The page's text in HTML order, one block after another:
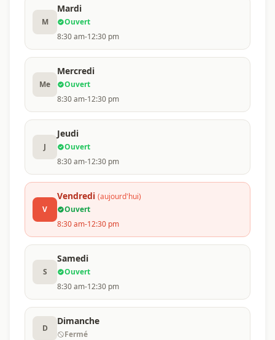
M
Mardi
Ouvert
8:30 am-12:30 pm
Me
Mercredi
Ouvert
8:30 am-12:30 pm
J
Jeudi
Ouvert
8:30 am-12:30 pm
V
Vendredi (aujourd'hui)
Ouvert
8:30 am-12:30 pm
S
Samedi
Ouvert
8:30 am-12:30 pm
D
Dimanche
Fermé